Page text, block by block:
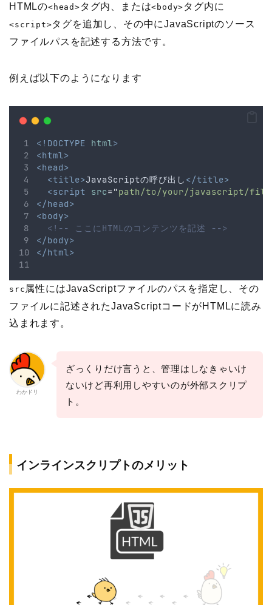
HTMLの<head> タグ内、または<body> タグ内に
<script>タグを追加し、その中にJavaScriptのソース
ファイルパスを記述する方法です。
例えば以下のようになります
<!DOCTYPE html>
<html>
<head>
<title>JavaScriptの呼び出し </title>
<script
src="path/to/your/javascript/
</head>
<body>
<!-- ここにHTMLのコンテンツを記述 -->
</body>
</html>
src 属性にはJavaScriptファイルのパスを指定し、その
ファイルに記述されたJavaScriptコードがHTMLに読み
込まれます。
わかドリ
ざっくりだけ言うと、管理はしなきゃいけ
ないけど再利用しやすいのが外部スクリプ
ト。
インラインスクリプトのメリット